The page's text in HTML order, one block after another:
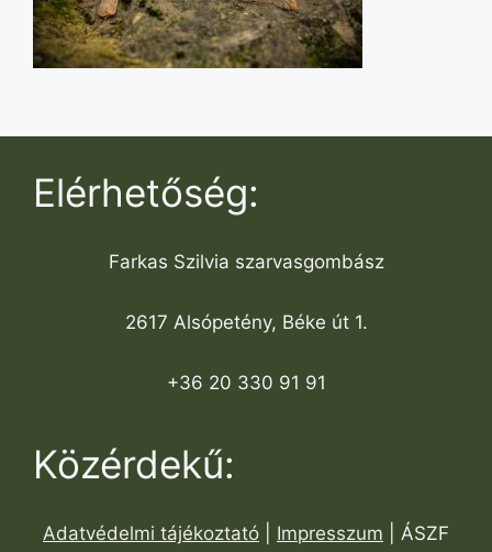
Elérhetőség:
Farkas Szilvia szarvasgombász
2617 Alsópetény, Béke út 1.
+36 20 330 91 91
Közérdekű:
Adatvédelmi tájékoztató Impresszum | ÁSZF